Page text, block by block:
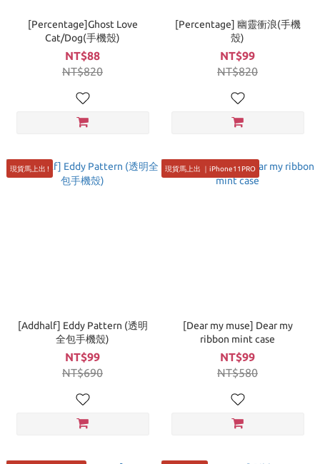
[Percentage]Ghost Love
Cat/Dog(手機殼)
NT$88
NT$820
[Percentage] 幽靈衝浪(手機
殼)
NT$99
NT$820
現貨馬上出 !
[Addhalf] Eddy Pattern (透明
全包手機殼)
NT$99
NT$690
現貨馬上出 ｜iPhone11PRO
[Dear my muse] Dear my
ribbon mint case
NT$99
NT$580